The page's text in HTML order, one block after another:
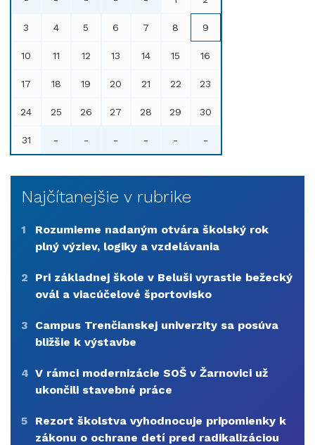
3 4 5 6 7 8 9
10 11 12 13 14 15 16
17 18 19 20 21 22 23
24 25 26 27 28 29 30
31 - - - - - -
Najčítanejšie v rubrike
1
Rozumieme nadaným otvára školský rok
plný výziev, logiky a vzdelávania
2
Pri základnej škole v Beluši vyrastie bežecký
ovál a viacúčelové športovisko
3
Campus Trenčianskej univerzity sa posúva
bližšie k výstavbe
4 V rámci modernizácie SOŠ v Žarnovici už
ukončili stavebné práce
5
Rezort školstva vyhodnocuje pripomienky k
zákonu o ochrane detí pred radikalizáciou